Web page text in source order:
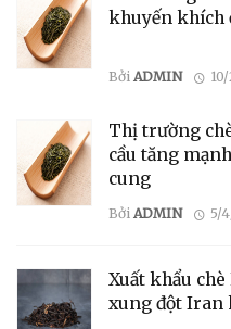
khuyến khích
Bởi ADMIN
Thị trường
cầu tăng
cung
Bởi ADMIN 5/
Xuất khẩu
xung đột Iran